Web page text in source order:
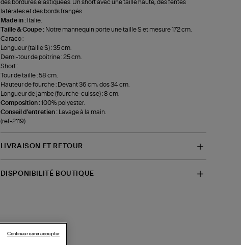
des bordures élastiquées. Un short avec une taille haute, des fentes
latérales et des bords frangés.
Made in : Italie.
Taille & Coupe : Notre mannequin porte une taille S et mesure 172 cm.
Caraco :
Longueur (taille S) : 35 cm.
Demi-tour de poitrine : 25 cm.
Short :
Tour de taille : 58 cm.
Hauteur de fourche : Devant 36 cm, dos 34 cm.
Longueur de jambe (fourche-cuisse) : 8 cm.
Composition :100% polyester.
Conseil d'entretien :
Lavage à la main.
(ref-2119)
LIVRAISON ET RETOUR
DISPONIBILITÉ BOUTIQUE
Continuer sans accepter